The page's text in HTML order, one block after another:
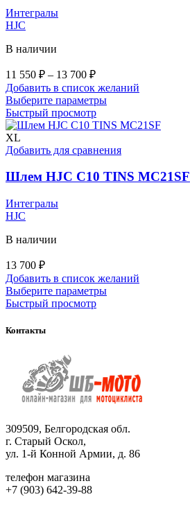
Интегралы
HJC
В наличии
11 550 ₽ – 13 700 ₽Диапазон
цен:
11
550 ₽
–
700 ₽
Добавить в список желаний
Выберите параметрыЭтот
имеет
вариаций.
можно
Быстрый просмотр
XL
Добавить для сравнения
Шлем HJC C10 TINS MC21SF
Интегралы
HJC
В наличии
13 700 ₽
Добавить в список желаний
Выберите параметрыЭтот
выбрать
на
странице
Быстрый просмотр
Контакты
309509, Белгородская обл.
г. Старый Оскол,
ул. 1-й Конной Армии, д. 86
телефон магазина
+7 (903) 642-39-88